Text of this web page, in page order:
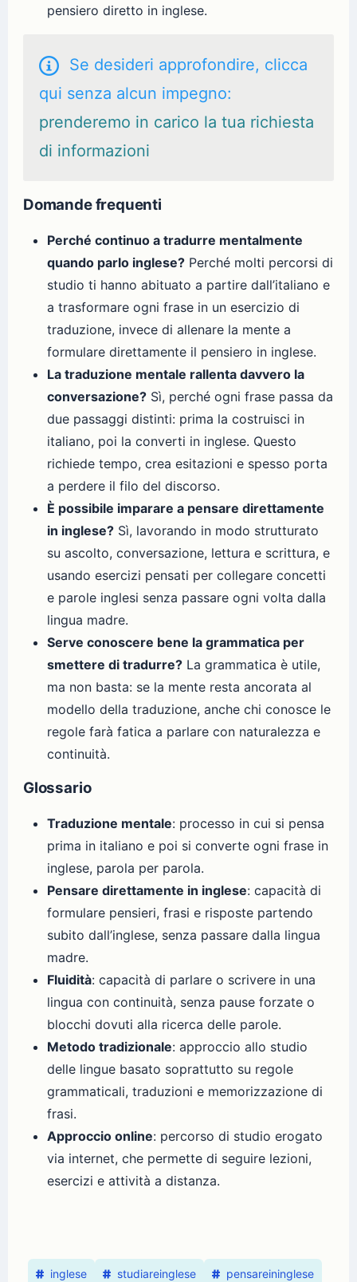
pensiero diretto in inglese.
Se desideri approfondire, clicca
qui senza alcun impegno:
prenderemo in carico la tua richiesta
di informazioni
Domande frequenti
Perché continuo a tradurre mentalmente
quando parlo inglese? Perché molti percorsi di
studio ti hanno abituato a partire dall’italiano e
a trasformare ogni frase in un esercizio di
traduzione, invece di allenare la mente a
formulare direttamente il pensiero in inglese.
La traduzione mentale rallenta davvero la
conversazione? Sì, perché ogni frase passa da
due passaggi distinti: prima la costruisci in
italiano, poi la converti in inglese. Questo
richiede tempo, crea esitazioni e spesso porta
a perdere il filo del discorso.
È possibile imparare a pensare direttamente
in inglese? Sì, lavorando in modo strutturato
su ascolto, conversazione, lettura e scrittura, e
usando esercizi pensati per collegare concetti
e parole inglesi senza passare ogni volta dalla
lingua madre.
Serve conoscere bene la grammatica per
smettere di tradurre? La grammatica è utile,
ma non basta: se la mente resta ancorata al
modello della traduzione, anche chi conosce le
regole farà fatica a parlare con naturalezza e
continuità.
Glossario
Traduzione mentale: processo in cui si pensa
prima in italiano e poi si converte ogni frase in
inglese, parola per parola.
Pensare direttamente in inglese: capacità di
formulare pensieri, frasi e risposte partendo
subito dall’inglese, senza passare dalla lingua
madre.
Fluidità: capacità di parlare o scrivere in una
lingua con continuità, senza pause forzate o
blocchi dovuti alla ricerca delle parole.
Metodo tradizionale: approccio allo studio
delle lingue basato soprattutto su regole
grammaticali, traduzioni e memorizzazione di
frasi.
Approccio online: percorso di studio erogato
via internet, che permette di seguire lezioni,
esercizi e attività a distanza.
inglese studiareinglese pensareininglese